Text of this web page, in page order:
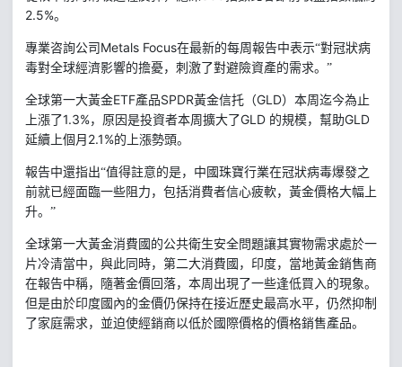
2.5%。
專業咨詢公司 Metals Focus在最新的每周報告中表示“對冠狀病
毒對全球經濟影響的擔憂，刺激了對避險資產的需求。”
全球第一大黃金ETF產品SPDR黃金信托（GLD）本周迄今為止
上漲了1.3%，原因是投資者本周擴大了GLD 的規模，幫助GLD
延續上個月 2.1%的上漲勢頭。
報告中還指出“值得註意的是，中國珠寶行業在冠狀病毒爆發之
前就已經面臨一些阻力，包括消費者信心疲軟，黃金價格大幅上
升。”
全球第一大黃金消費國的公共衛生安全問題讓其實物需求處於一
片冷清當中，與此同時，第二大消費國，印度，當地黃金銷售商
在報告中稱，隨著金價回落，本周出現了一些逢低買入的現象。
但是由於印度國內的金價仍保持在接近歷史最高水平，仍然抑制
了家庭需求，並迫使經銷商以低於國際價格的價格銷售產品。